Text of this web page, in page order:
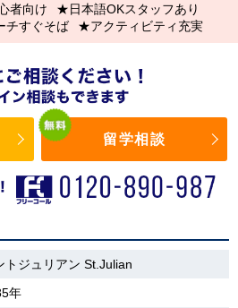
者向け
★日本語OKスタッフあり
チすぐそば ★アクティビティ充実
留学相談
トジュリアン St.Julian
年